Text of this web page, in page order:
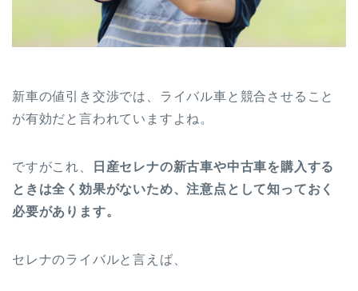
新車の値引き交渉では、ライバル車と競合させること
が有効だと言われていますよね。
ですがこれ、
日産セレナの新古車や中古車を購入する
ときは全く効果がないため、注意点として知っておく
必要があります。
セレナのライバルと言えば、